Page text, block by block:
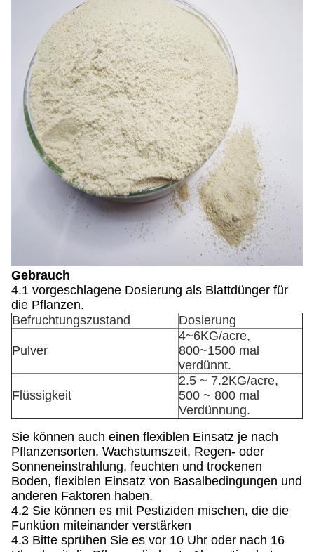
Gebrauch
4.1 vorgeschlagene Dosierung als Blattdünger für
die Pflanzen.
Befruchtungszustand
Dosierung
Pulver
4~6KG/acre,
800~1500 mal
verdünnt.
Flüssigkeit
2.5 ~ 7.2KG/acre,
500 ~ 800 mal
Verdünnung.
Sie können auch einen flexiblen Einsatz je nach
Pflanzensorten, Wachstumszeit, Regen- oder
Sonneneinstrahlung, feuchten und trockenen
Boden, flexiblen Einsatz von Basalbedingungen und
anderen Faktoren haben.
4.2 Sie können es mit Pestiziden mischen, die die
Funktion miteinander verstärken
4.3 Bitte sprühen Sie es vor 10 Uhr oder nach 16